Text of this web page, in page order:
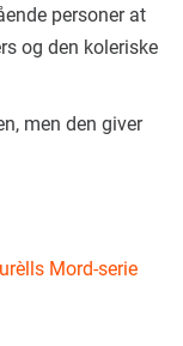
personer at
og den koleriske
men den giver
Mord-serie